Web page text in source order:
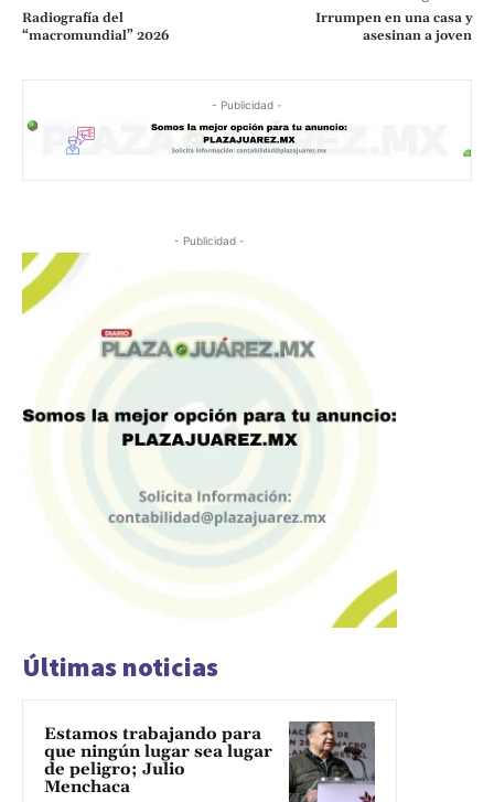
Radiografía del
“macromundial” 2026
Irrumpen en una casa y
asesinan a joven
- Publicidad -
- Publicidad -
Últimas noticias
Estamos trabajando para
que ningún lugar sea lugar
de peligro; Julio
Menchaca